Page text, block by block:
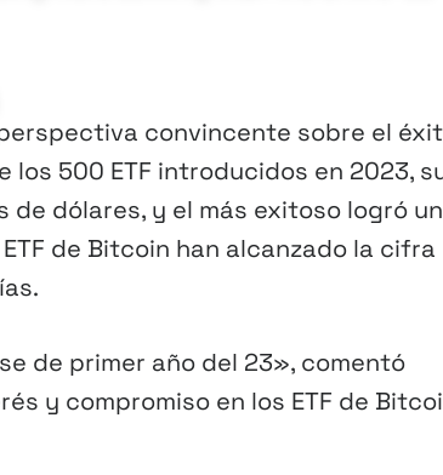
convincente sobre el
los 500 ETF introducidos en 2023,
dólares, y el más exitoso logró
de Bitcoin han alcanzado la cifra
de primer año del 23», comentó
y compromiso en los ETF de